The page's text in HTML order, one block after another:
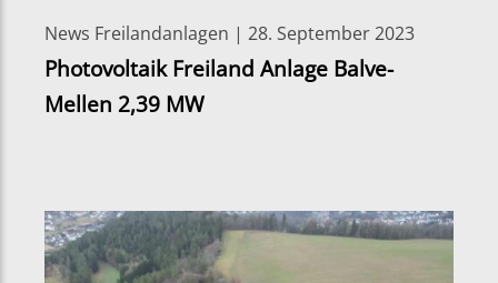
News Freilandanlagen | 28. September 2023
Photovoltaik Freiland Anlage Balve-
Mellen 2,39 MW